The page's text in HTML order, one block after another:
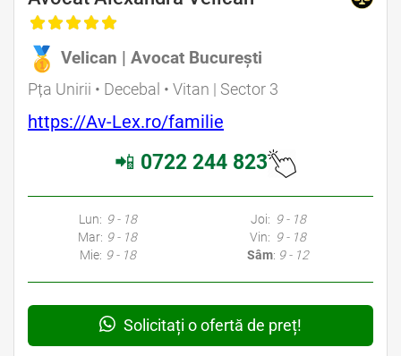
Velican | Avocat București
Pța Unirii • Decebal • Vitan | Sector 3
https://Av-Lex.ro/familie
📲 0722 244 823
Lun: 9 - 18
Mar: 9 - 18
Mie: 9 - 18
Joi: 9 - 18
Vin: 9 - 18
Sâm: 9 - 12
Solicitați o ofertă de preț!